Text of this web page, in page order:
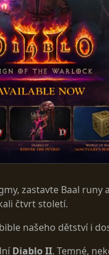
zastavte Baal
čtvrt století.
našeho dětství i
Diablo II. Temné,